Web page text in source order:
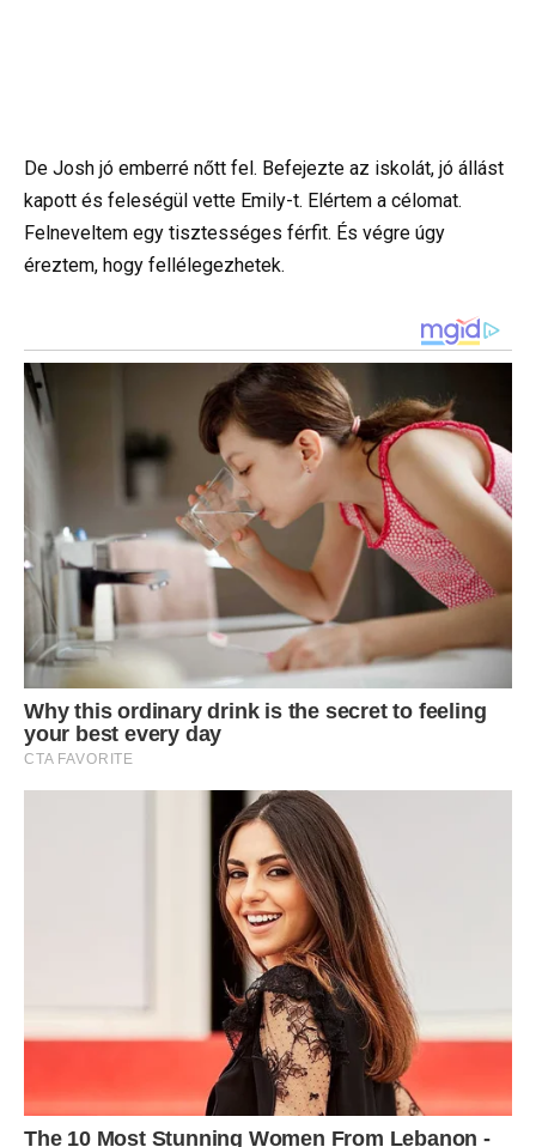
De Josh jó emberré nőtt fel. Befejezte az iskolát, jó állást
kapott és feleségül vette Emily-t. Elértem a célomat.
Felneveltem egy tisztességes férfit. És végre úgy
éreztem, hogy fellélegezhetek.